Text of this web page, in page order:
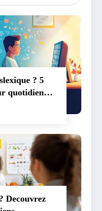
? 5
quotidien
Decouvrez